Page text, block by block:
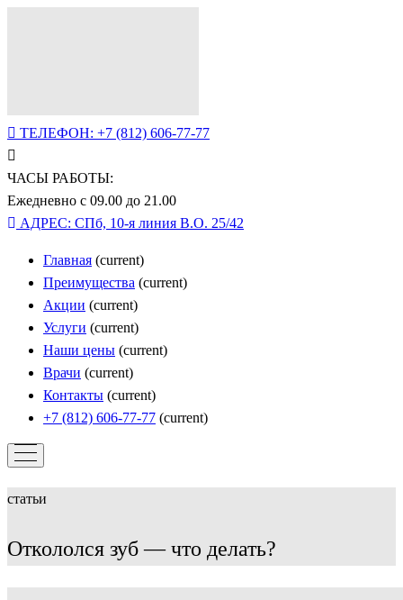
ТЕЛЕФОН: +7 (812) 606-77-77
ЧАСЫ РАБОТЫ:
Ежедневно с 09.00 до 21.00
АДРЕС: СПб, 10-я линия В.О. 25/42
Главная (current)
Преимущества (current)
Акции (current)
Услуги (current)
Наши цены (current)
Врачи (current)
Контакты (current)
+7 (812) 606-77-77 (current)
статьи
Откололся зуб — что делать?